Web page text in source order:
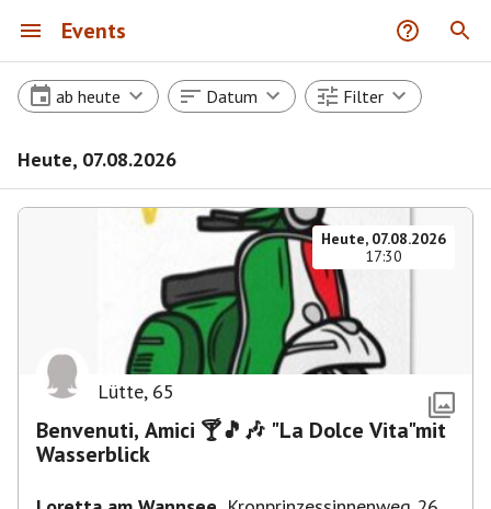
Events
ab heute Datum Filter
Heute, 07.08.2026
Heute, 07.08.2026
17:30
Lütte, 65
Benvenuti, Amici 🍸🎵🎶 "La Dolce Vita"mit
Wasserblick